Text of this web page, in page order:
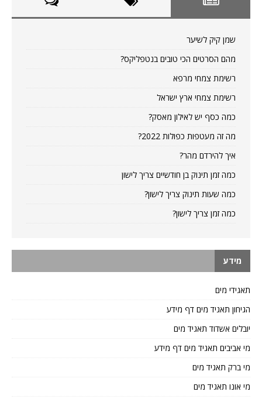
שמן קיק לשיער
מהם הסרטים הכי טובים בנטפליקס?
רשימת צמחי מרפא
רשימת צמחי ארץ ישראל
כמה כסף יש לאילון מאסק?
מה זה מעטפות כפולות 2022?
איך להירדם מהר?
כמה זמן תינוק בן חודשיים צריך לישון
כמה שעות תינוק צריך לישון?
כמה זמן צריך לישון?
מידע
תאגידי מים
הגיחון תאגיד מים דף מידע
יובלים אשדוד תאגיד מים
מי אביבים תאגיד מים דף מידע
מי ברק תאגיד מים
מי אונו תאגיד מים